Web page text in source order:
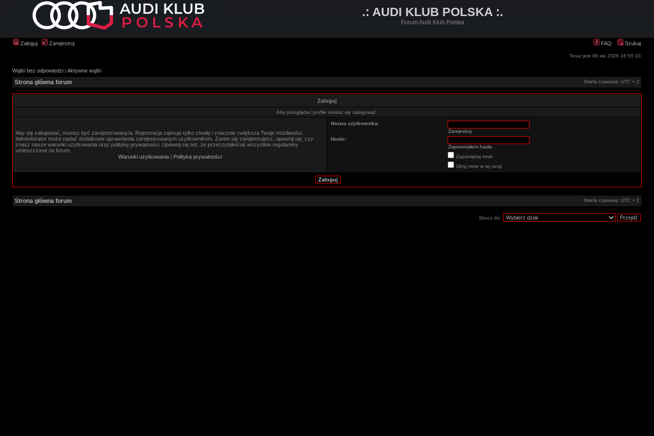
.: AUDI KLUB POLSKA :.
Forum Audi Klub Polska
Zaloguj Zarejestruj FAQ Szukaj
Teraz jest 06.sie.2026 16:55:33
Wątki bez odpowiedzi | Aktywne wątki
Strona główna forum Strefa czasowa: UTC + 2
Zaloguj
Aby przeglądać profile musisz się zalogować.
Aby się zalogować, musisz być zarejestrowany/a. Rejestracja zajmuje tylko chwilę i znacznie zwiększa Twoje możliwości.
Administrator może nadać dodatkowe uprawnienia zarejestrowanym użytkownikom. Zanim się zarejestrujesz, upewnij się, czy
znasz nasze warunki użytkowania oraz politykę prywatności. Upewnij się też, że przeczytałeś/aś wszystkie regulaminy
umieszczone na forum.
Warunki użytkowania| Polityka prywatności
Nazwa użytkownika:
Zarejestruj
Hasło:
Zapomniałem hasła
Zapamiętaj mnie
Ukryj mnie w tej sesji
Strona główna forum Strefa czasowa: UTC + 2
Skocz do: